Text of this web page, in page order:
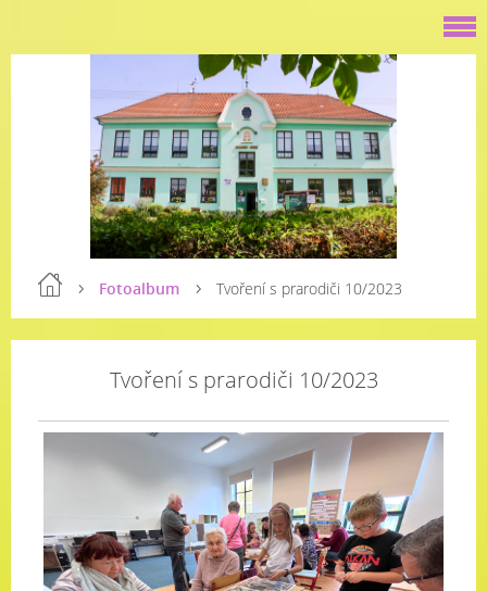
Fotoalbum Tvoření s prarodiči 10/2023
Tvoření s prarodiči 10/2023